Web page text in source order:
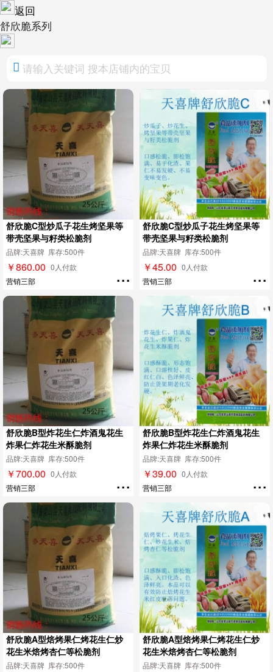
返回
舒欣脆系列
舒欣脆C型炒瓜子花生烤坚果等
带壳坚果与籽类松脆剂
品牌:天喜牌 库存:500件
￥860.00 0人付款
营销三部
...
舒欣脆C型炒瓜子花生烤坚果等
带壳坚果与籽类松脆剂
品牌:天喜牌 库存:500件
￥45.00 0人付款
营销三部
...
舒欣脆B型炸花生仁炸酒鬼花生
炸果仁炸花生米酥脆剂
品牌:天喜牌 库存:500件
￥700.00 0人付款
营销三部
...
舒欣脆B型炸花生仁炸酒鬼花生
炸果仁炸花生米酥脆剂
品牌:天喜牌 库存:500件
￥39.00 0人付款
营销三部
...
舒欣脆A型焙烤果仁烤花生仁炒
花生米焙烤杏仁等松脆剂
品牌:天喜牌 库存:500件
舒欣脆A型焙烤果仁烤花生仁炒
花生米焙烤杏仁等松脆剂
品牌:天喜牌 库存:500件